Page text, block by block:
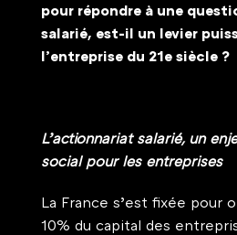
pour répondre à une
salarié, est-il un levier
l’entreprise du 21e siècle ?
L’actionnariat salarié, un
social pour les entreprises
La France s’est fixée pour
10% du capital des